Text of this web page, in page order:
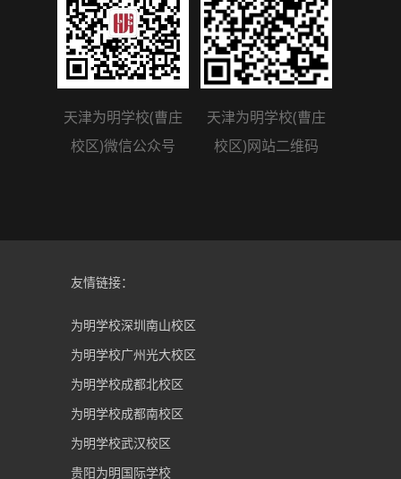
天津为明学校(曹庄
校区)微信公众号
天津为明学校(曹庄
校区)网站二维码
友情链接：
为明学校深圳南山校区
为明学校广州光大校区
为明学校成都北校区
为明学校成都南校区
为明学校武汉校区
贵阳为明国际学校